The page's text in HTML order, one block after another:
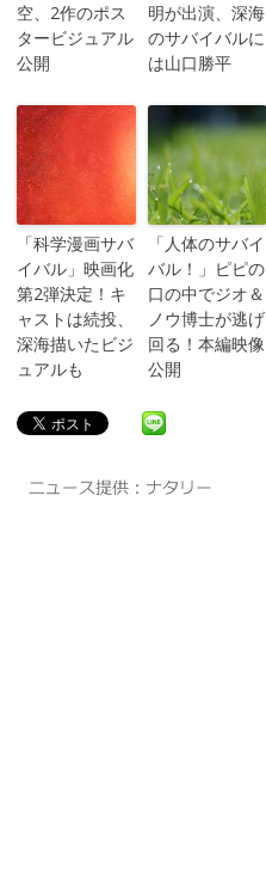
空、2作のポス
タービジュアル
公開
明が出演、深海
のサバイバルに
は山口勝平
「科学漫画サバ
イバル」映画化
第2弾決定！キ
ャストは続投、
深海描いたビジ
ュアルも
「人体のサバイ
バル！」ピピの
口の中でジオ＆
ノウ博士が逃げ
回る！本編映像
公開